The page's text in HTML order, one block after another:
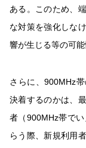
ある。このため、
な対策を強化しな
響が生じる等の可能
さらに、900MHz
決着するのかは、
者（900MHz帯で
らう際、新規利用